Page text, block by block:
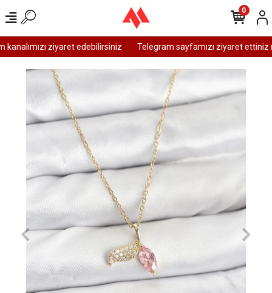
ziyaret edebilirsiniz Telegram sayfamızı ziyaret ettiniz
0